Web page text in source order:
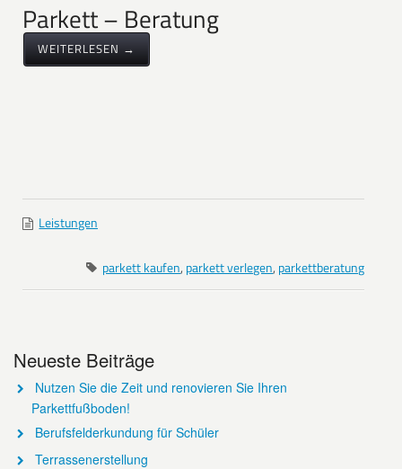
Parkett – Beratung
WEITERLESEN →
Leistungen
parkett kaufen, parkett verlegen, parkettberatung
Neueste Beiträge
Nutzen Sie die Zeit und renovieren Sie Ihren
Parkettfußboden!
Berufsfelderkundung für Schüler
Terrassenerstellung